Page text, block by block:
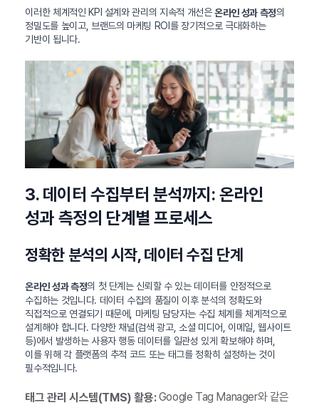
이러한 체계적인 KPI 설계와 관리의 지속적 개선은온라인 성과 측정의
정밀도를 높이고, 브랜드의 마케팅 ROI를 장기적으로 극대화하는
기반이 됩니다.
3. 데이터 수집부터 분석까지: 온라인
성과 측정의 단계별 프로세스
정확한 분석의 시작, 데이터 수집 단계
온라인 성과 측정의 첫 단계는 신뢰할 수 있는 데이터를 안정적으로
수집하는 것입니다. 데이터 수집의 품질이 이후 분석의 정확도와
직접적으로 연결되기 때문에, 마케팅 담당자는 수집 체계를 체계적으로
설계해야 합니다. 다양한 채널(검색 광고, 소셜 미디어, 이메일, 웹사이트
등)에서 발생하는 사용자 행동 데이터를 일관성 있게 확보해야 하며,
이를 위해 각 플랫폼의 추적 코드 또는 태그를 정확히 설정하는 것이
필수적입니다.
태그 관리 시스템(TMS) 활용:Google Tag Manager와 같은